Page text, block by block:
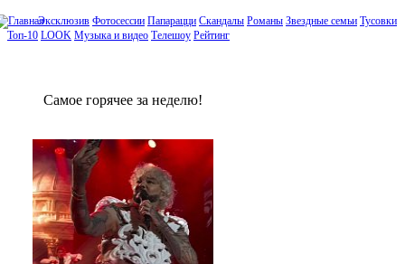
Эксклюзив Фотосессии Папарацци Скандалы Романы Звездные семьи Тусовки
Топ-10 LOOK Музыка и видео Телешоу Рейтинг
Сaмое гoрячее за неделю!